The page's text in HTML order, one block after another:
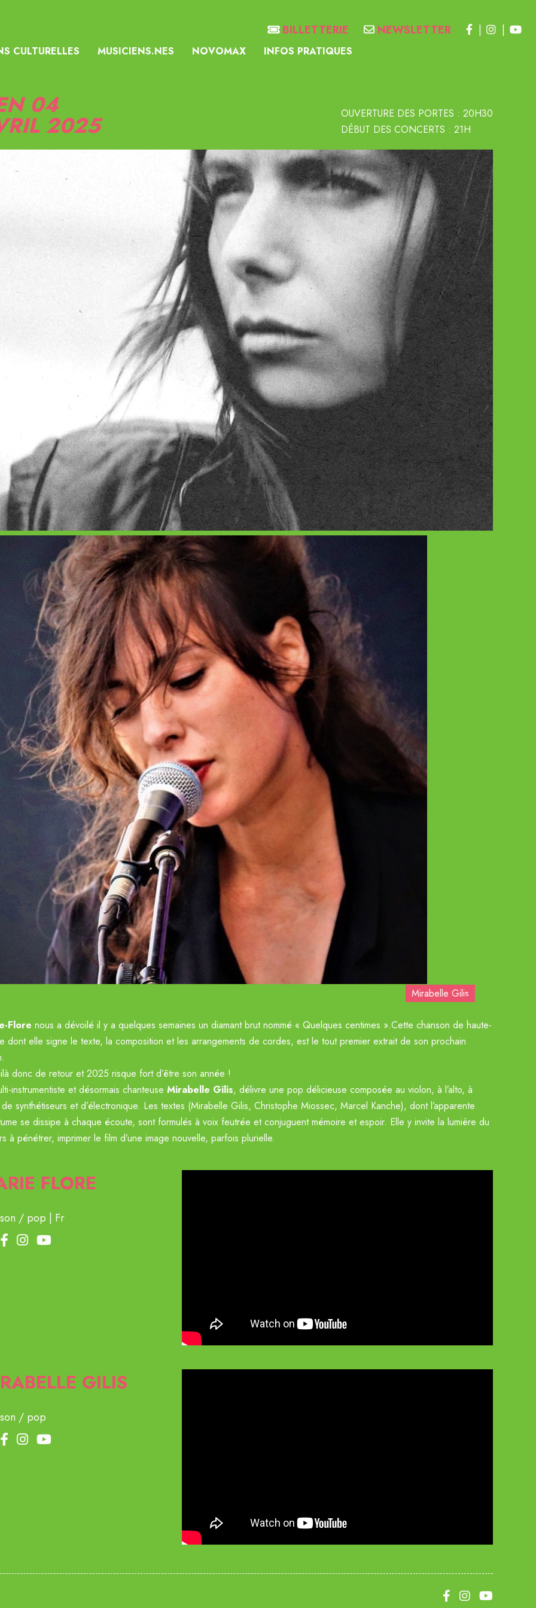
CULTURELLES MUSICIENS.NES NOVOMAX INFOS PRATIQUES
BILLETTERIE NEWSLETTER
04
2025
OUVERTURE DES PORTES : 20H30
DÉBUT DES CONCERTS : 21H
Marie Flore
Mirabelle Gilis
Flore nous a dévoilé il y a quelques semaines un diamant brut nommé « Quelques centimes ».Cette chanson de haute-
dont elle signe le texte, la composition et les arrangements de cordes, est le tout premier extrait de son prochain
donc de retour et 2025 risque fort d’être son année !
instrumentiste et désormais chanteuse Mirabelle Gilis, délivre une pop délicieuse composée au violon, à l’alto, à
de synthétiseurs et d’électronique. Les textes (Mirabelle Gilis, Christophe Miossec, Marcel Kanche), dont l’apparente
se dissipe à chaque écoute, sont formulés à voix feutrée et conjuguent mémoire et espoir. Elle y invite la lumière du
à pénétrer, imprimer le film d’une image nouvelle, parfois plurielle.
FLORE
/ pop Fr
GILIS
/ pop